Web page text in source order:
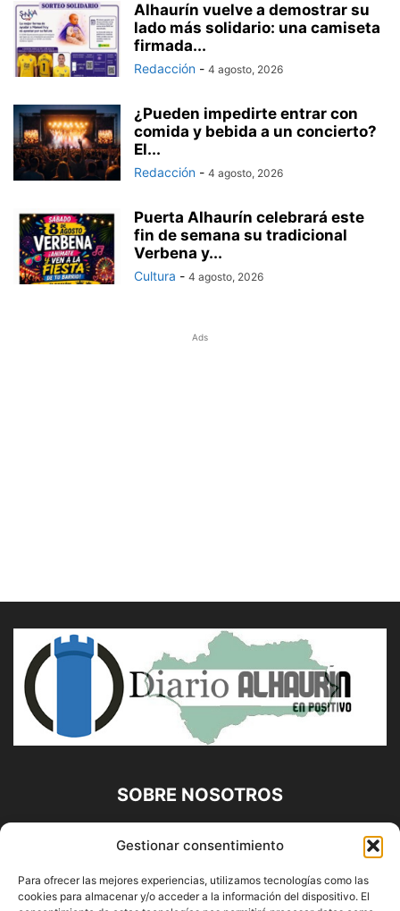
Gestionar consentimiento
Para ofrecer las mejores experiencias, utilizamos tecnologías como las
cookies para almacenar y/o acceder a la información del dispositivo. El
Alhaurín vuelve a demostrar su
lado más solidario: una camiseta
firmada...
Redacción - 4 agosto, 2026
¿Pueden impedirte entrar con
comida y bebida a un concierto?
El...
Redacción - 4 agosto, 2026
Puerta Alhaurín celebrará este
fin de semana su tradicional
Verbena y...
Cultura - 4 agosto, 2026
Ads
SOBRE NOSOTROS
Diario Alhaurín (www.alhaurindelatorre.com) Propiedad de
Francisco E. López López | 639 95 71 95 | Noticias de
Alhaurín de la Torre, Málaga y Provincia|
Contáctanos:info@alhaurindelatorre.com